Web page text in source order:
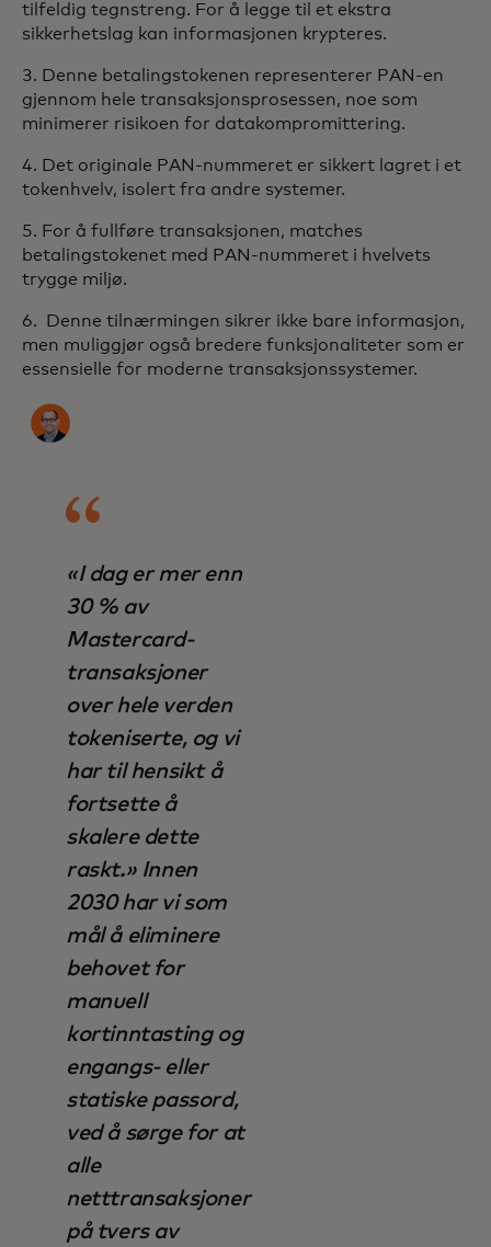
tilfeldig tegnstreng. For å legge til et ekstra
sikkerhetslag kan informasjonen krypteres.
3. Denne betalingstokenen representerer PAN-en
gjennom hele transaksjonsprosessen, noe som
minimerer risikoen for datakompromittering.
4. Det originale PAN-nummeret er sikkert lagret i et
tokenhvelv, isolert fra andre systemer.
5. For å fullføre transaksjonen, matches
betalingstokenet med PAN-nummeret i hvelvets
trygge miljø.
6. Denne tilnærmingen sikrer ikke bare informasjon,
men muliggjør også bredere funksjonaliteter som er
essensielle for moderne transaksjonssystemer.
«I dag er mer enn
30 % av
Mastercard-
transaksjoner
over hele verden
tokeniserte, og vi
har til hensikt å
fortsette å
skalere dette
raskt.» Innen
2030 har vi som
mål å eliminere
behovet for
manuell
kortinntasting og
engangs- eller
statiske passord,
ved å sørge for at
alle
netttransaksjoner
på tvers av